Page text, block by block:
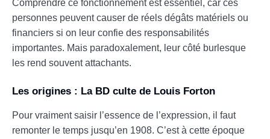
Comprendre ce fonctionnement est essentiel, car ces
personnes peuvent causer de réels dégâts matériels ou
financiers si on leur confie des responsabilités
importantes. Mais paradoxalement, leur côté burlesque
les rend souvent attachants.
Les origines : La BD culte de Louis Forton
Pour vraiment saisir l’essence de l’expression, il faut
remonter le temps jusqu’en 1908. C’est à cette époque